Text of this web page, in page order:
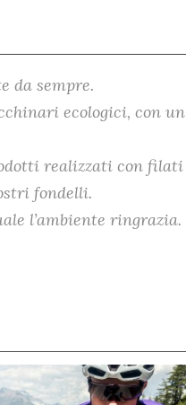
da sempre.
ecologici, con un
realizzati con filati
fondelli.
l’ambiente ringrazia.